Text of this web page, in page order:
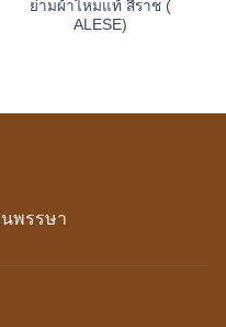
ย่ามผ้าไหมแท้ สีราช (
ALESE)
พรรษา